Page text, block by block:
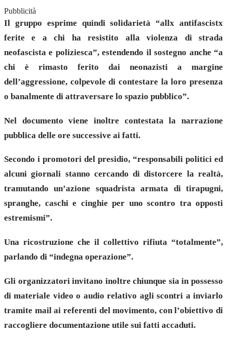
Pubblicità
Il gruppo esprime quindi solidarietà “allx antifascistx
ferite e a chi ha resistito alla violenza di strada
neofascista e poliziesca”, estendendo il sostegno anche “a
chi è rimasto ferito dai neonazisti a margine
dell’aggressione, colpevole di contestare la loro presenza
o banalmente di attraversare lo spazio pubblico”.
Nel documento viene inoltre contestata la narrazione
pubblica delle ore successive ai fatti.
Secondo i promotori del presidio, “responsabili politici ed
alcuni giornali stanno cercando di distorcere la realtà,
tramutando un’azione squadrista armata di tirapugni,
spranghe, caschi e cinghie per uno scontro tra opposti
estremismi”.
Una ricostruzione che il collettivo rifiuta “totalmente”,
parlando di “indegna operazione”.
Gli organizzatori invitano inoltre chiunque sia in possesso
di materiale video o audio relativo agli scontri a inviarlo
tramite mail ai referenti del movimento, con l’obiettivo di
raccogliere documentazione utile sui fatti accaduti.